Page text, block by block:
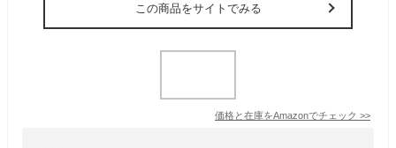
この商品をサイトでみる
価格と在庫をAmazonでチェック >>